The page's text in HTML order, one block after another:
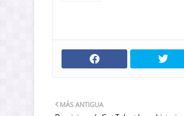
MÁS ANTIGUA